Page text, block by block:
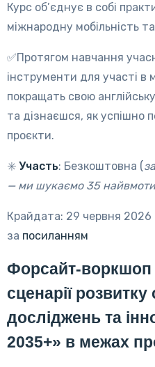
Курс об’єднує в собі
міжнародну мобільність
✅Протягом навчання
інструменти для участі в
покращать свою
та дізнаєшся, як успішно
проєкти.
✳️ Участь: Безкоштовна (
— ми шукаємо 35
Крайдата: 29 червня 2026
за посиланням
Форсайт-воркшоп
сценарії
досліджень та
2035+» в межах